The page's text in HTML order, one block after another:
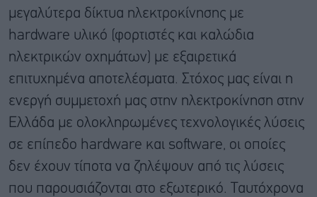
μεγαλύτερα δίκτυα ηλεκτροκίνησης με
hardware υλικό (φορτιστές και καλώδια
ηλεκτρικών οχημάτων) με εξαιρετικά
επιτυχημένα αποτελέσματα. Στόχος μας είναι η
ενεργή συμμετοχή μας στην ηλεκτροκίνηση στην
Ελλάδα με ολοκληρωμένες τεχνολογικές λύσεις
σε επίπεδο hardware και software, οι οποίες
δεν έχουν τίποτα να ζηλέψουν από τις λύσεις
που παρουσιάζονται στο εξωτερικό. Ταυτόχρονα